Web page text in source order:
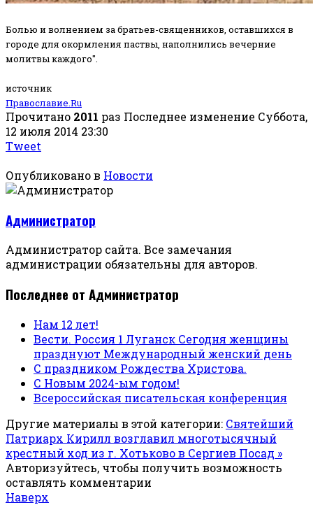
Болью и волнением за братьев-священников, оставшихся в
городе для окормления паствы, наполнились вечерние
молитвы каждого".
источник
Православие.Ru
Прочитано 2011 раз Последнее изменение Суббота,
12 июля 2014 23:30
Tweet
Опубликовано в Новости
Администратор
Администратор сайта. Все замечания
администрации обязательны для авторов.
Последнее от Администратор
Нам 12 лет!
Вести. Россия 1 Луганск Сегодня женщины
празднуют Международный женский день
С праздником Рождества Христова.
С Новым 2024-ым годом!
Всероссийская писательская конференция
Другие материалы в этой категории: Святейший
Патриарх Кирилл возглавил многотысячный
крестный ход из г. Хотьково в Сергиев Посад »
Авторизуйтесь, чтобы получить возможность
оставлять комментарии
Наверх